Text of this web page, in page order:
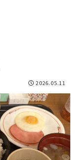
2026.05.11